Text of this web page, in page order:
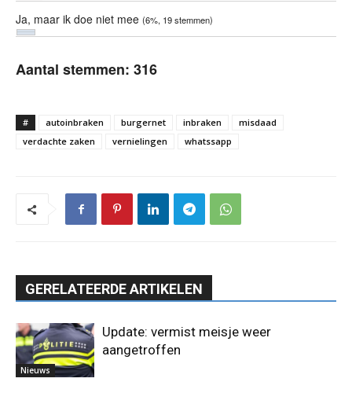
Ja, maar ik doe niet mee (6%, 19 stemmen)
Aantal stemmen: 316
# autoinbraken burgernet inbraken
misdaad
verdachte zaken
vernielingen whatssapp
GERELATEERDE ARTIKELEN
Nieuws
Update: vermist meisje weer
aangetroffen